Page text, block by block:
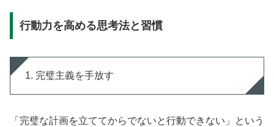
行動力を高める思考法と習慣
1. 完璧主義を手放す
「完璧な計画を立ててからでないと行動できない」という